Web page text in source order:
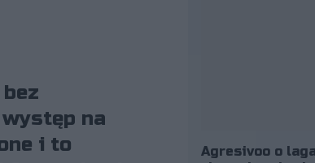
na
i to
Agresivoo o